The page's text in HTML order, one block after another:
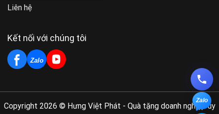
Liên hệ
Kết nối với chúng tôi
Zalo
Copyright 2026 © Hưng Việt Phát - Quà tặng doanh nghiệp uy
Zalo